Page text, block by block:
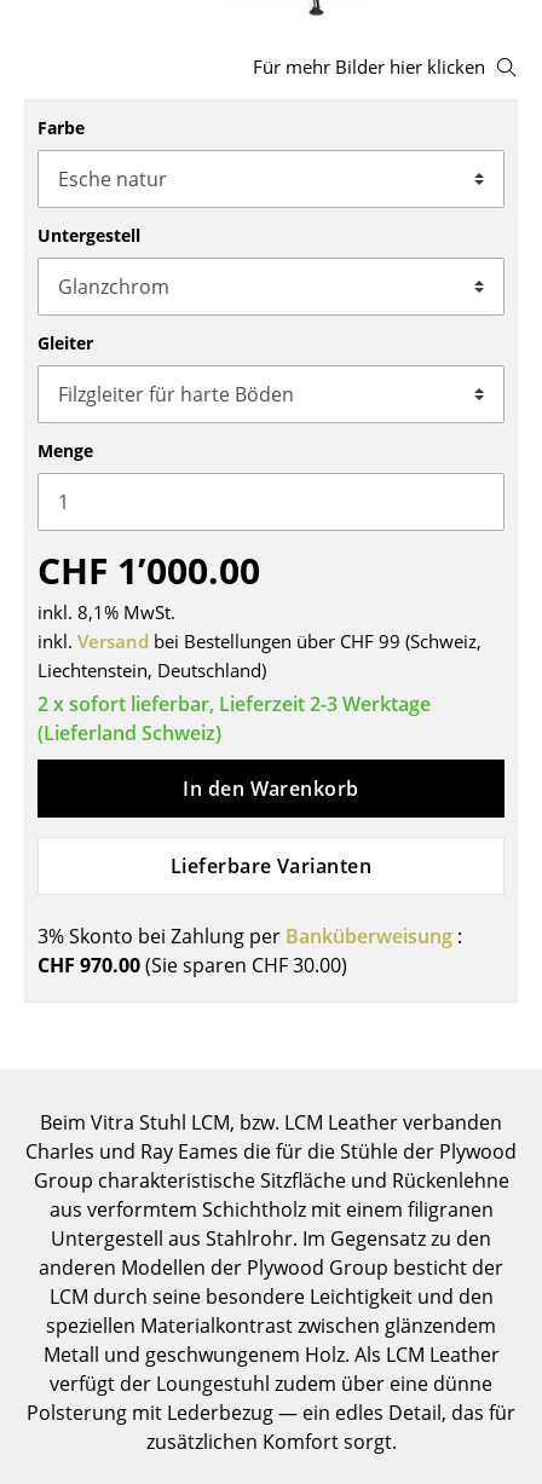
Schaukelstühle
Bürodrehstühle
Konferenzstühle
Bürosessel
Einzelteile
... alle Sitzmöbel
Tische
Esstische
Beistelltische
Couchtische
Schreibtische
Sekretäre & PC-Tische
Konferenztische
Stehtische & Stehpulte
Kindertische
Einzelteile
Regale & Schränke
Bücherregale
Wandregale
Sideboards & Kommoden
TV Möbel
Beistell- & Rollcontainer
Barmöbel
Garderoben
Für mehr Bilder hier klicken
Farbe
Untergestell
Gleiter
Menge
CHF 1’000.00
inkl. 8,1% MwSt.
inkl. Versand bei Bestellungen über CHF 99 (Schweiz,
Liechtenstein, Deutschland)
2 x sofort lieferbar, Lieferzeit 2-3 Werktage
(Lieferland Schweiz)
In den Warenkorb
Lieferbare Varianten
3% Skonto bei Zahlung per Banküberweisung :
CHF 970.00(Sie sparen CHF 30.00)
Beim Vitra Stuhl LCM, bzw. LCM Leather verbanden
Charles und Ray Eames die für die Stühle der Plywood
Group charakteristische Sitzfläche und Rückenlehne
aus verformtem Schichtholz mit einem filigranen
Untergestell aus Stahlrohr. Im Gegensatz zu den
anderen Modellen der Plywood Group besticht der
LCM durch seine besondere Leichtigkeit und den
speziellen Materialkontrast zwischen glänzendem
Metall und geschwungenem Holz. Als LCM Leather
verfügt der Loungestuhl zudem über eine dünne
Polsterung mit Lederbezug — ein edles Detail, das für
zusätzlichen Komfort sorgt.